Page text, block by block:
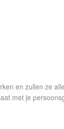
en zullen ze
met je